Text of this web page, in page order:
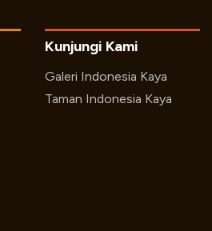
Kunjungi Kami
Galeri Indonesia Kaya
Taman Indonesia Kaya